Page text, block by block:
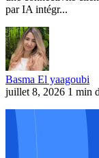
par IA intégr...
Basma El yaagoubi
juillet 8, 2026 1 min